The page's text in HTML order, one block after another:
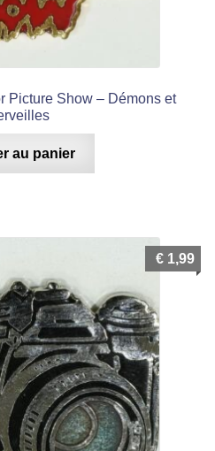
Picture Show – Démons et
au panier
€ 1,99